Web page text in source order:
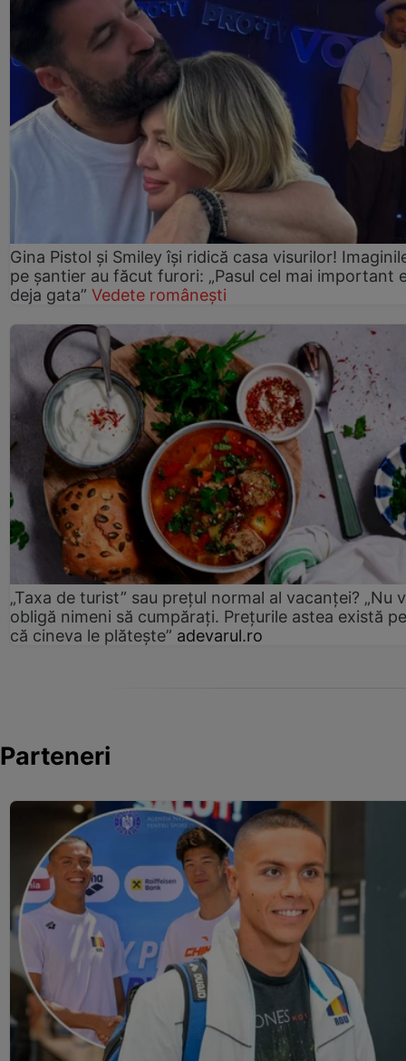
Gina Pistol și Smiley își ridică casa visurilor!
pe șantier au făcut furori: „Pasul cel mai important
deja gata” Vedete românești
„Taxa de turist” sau prețul normal al vacanței? „Nu
obligă nimeni să cumpărați. Prețurile astea există
că cineva le plătește” adevarul.ro
Parteneri